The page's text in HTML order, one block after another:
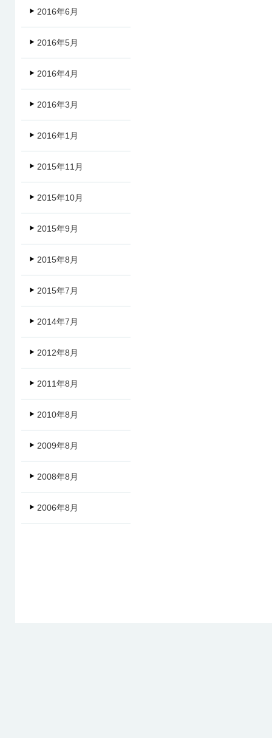
2016年6月
2016年5月
2016年4月
2016年3月
2016年1月
2015年11月
2015年10月
2015年9月
2015年8月
2015年7月
2014年7月
2012年8月
2011年8月
2010年8月
2009年8月
2008年8月
2006年8月